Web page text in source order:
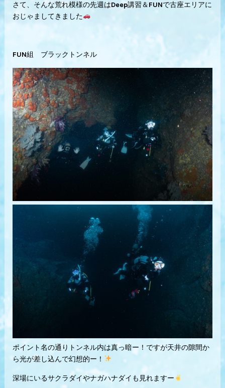
さて、そんな荒れ模様の先週はDeep講習＆FUNで古座エリアに
おじゃましてきました
FUN組 ブラックトンネル
ポイント名の通りトンネル内は真っ暗ー！ですが天井の隙間か
ら光が差し込んで幻想的ー！
深場にいるサクラダイやナガハナダイも見れますー